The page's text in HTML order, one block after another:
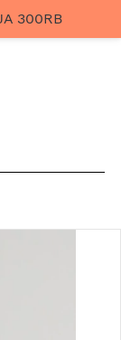
300RB